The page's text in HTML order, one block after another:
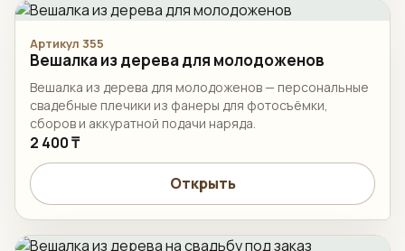
Артикул 355
Вешалка из дерева для молодоженов
Вешалка из дерева для молодоженов — персональные
свадебные плечики из фанеры для фотосъёмки,
сборов и аккуратной подачи наряда.
2 400 ₸
Открыть